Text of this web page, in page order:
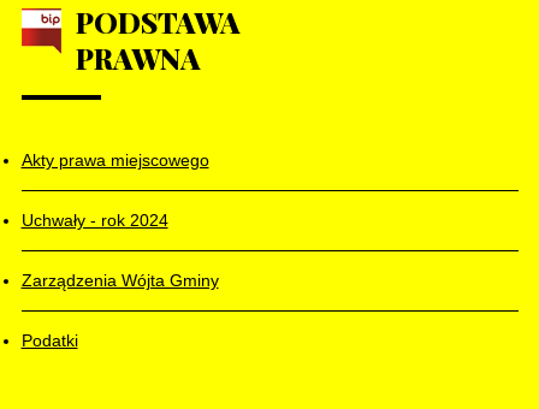
PODSTAWA
PRAWNA
Akty prawa miejscowego
Uchwały - rok 2024
Zarządzenia Wójta Gminy
Podatki